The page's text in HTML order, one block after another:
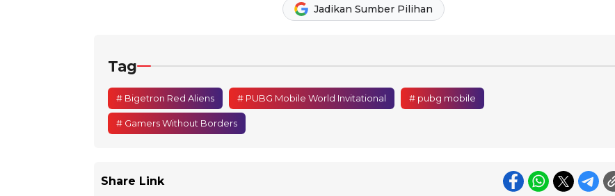
Jadikan Sumber Pilihan
Tag
# Bigetron Red Aliens # PUBG Mobile World Invitational # pubg mobile
# Gamers Without Borders
Share Link